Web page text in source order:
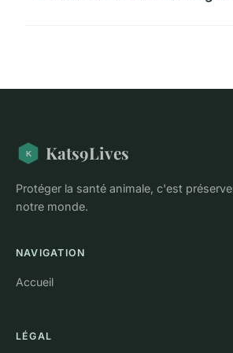
Kats9Lives
Protéger la santé animale, c'est
notre monde.
NAVIGATION
Accueil
LÉGAL